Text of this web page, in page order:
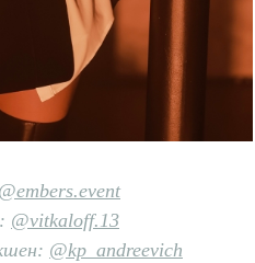
@embers.event
@vitkaloff.13
@kp_andreevich